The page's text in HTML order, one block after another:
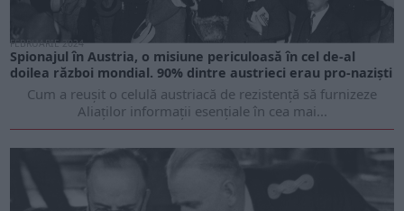
FEBRUARIE 2024
Spionajul în Austria, o misiune periculoasă în cel de-al
doilea război mondial. 90% dintre austrieci erau pro-naziști
Cum a reușit o celulă austriacă de rezistență să furnizeze
Aliaților informații esențiale în cea mai...